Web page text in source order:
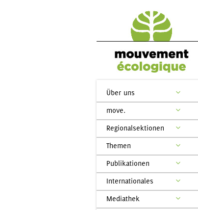
Über uns
move.
Regionalsektionen
Themen
Publikationen
Internationales
Mediathek